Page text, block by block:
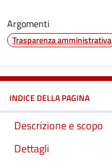
Argomenti
Trasparenza amministrativa
INDICE DELLA PAGINA
Descrizione e scopo
Dettagli